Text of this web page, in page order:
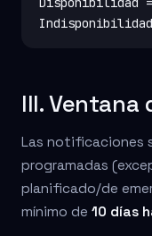
III. Ventana
Las notificaciones
programadas
planificado/de
mínimo de 10 días